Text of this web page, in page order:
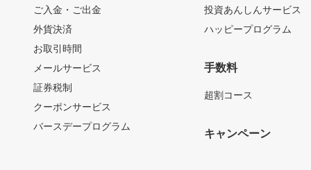
ご入金・ご出金
外貨決済
お取引時間
メールサービス
証券税制
クーポンサービス
バースデープログラム
投資あんしんサービス
ハッピープログラム
手数料
超割コース
キャンペーン